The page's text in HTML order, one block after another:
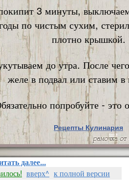
3 минуты,
по чистым сухим,
плотно крышкой.
до утра. После
желе в подвал или ставим в
попробуйте - это
Рецепты Кулинария
Nata Vi
далее...
вверх^ к полной версии